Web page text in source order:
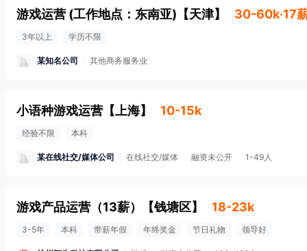
游戏运营 (工作地点：东南亚) 【天津】 30-60k·17
3年以上 学历不限
某知名公司 其他商务服务业
小语种游戏运营 【 上海】 10-15k
经验不限 本科
某在线社交/媒体公司 在线社交/媒体 融资未公开 1-49人
游戏产品运营（13薪） 【钱塘区】 18-23k
3-5年 本科 带薪年假 年终奖金 节日礼物 领导好